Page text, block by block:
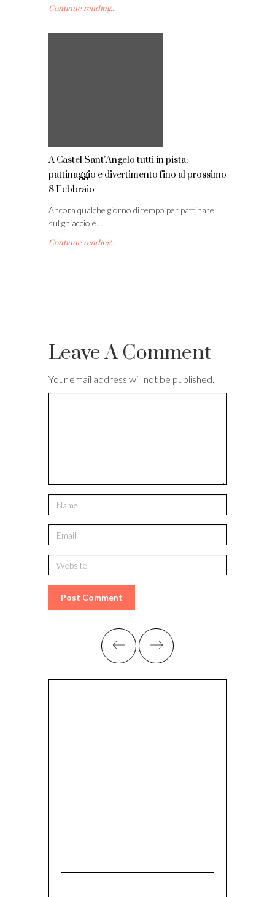
Continue reading...
A Castel Sant’Angelo tutti in pista:
pattinaggio e divertimento fino al prossimo
8 Febbraio
Ancora qualche giorno di tempo per pattinare
sul ghiaccio e…
Continue reading...
Leave A Comment
Your email address will not be published.